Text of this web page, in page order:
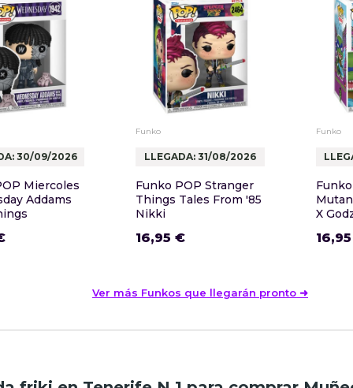
30/09/2026
Miercoles
Addams
Funko
LLEGADA: 31/08/2026
Funko POP Stranger
Things Tales From '85
Nikki
16,95 €
Funko
X
Ver más Funkos que llegarán pronto ➜